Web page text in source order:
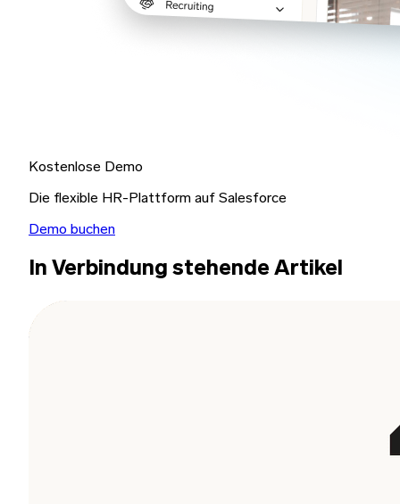
Kostenlose Demo
Die flexible HR-Plattform auf Salesforce
Demo buchen
In Verbindung stehende Artikel